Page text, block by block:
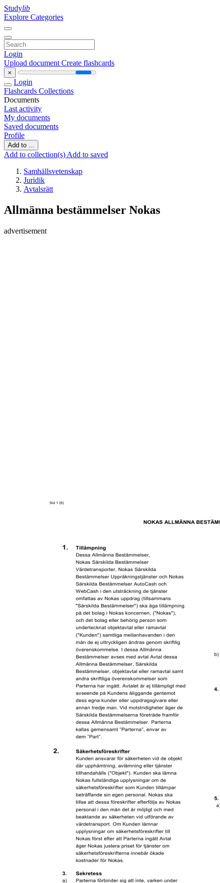
Studylib
Explore Categories
Login
Upload document Create flashcards
×
Login
Flashcards Collections
Documents
Last activity
My documents
Saved documents
Profile
Add to ...
Add to collection(s) Add to saved
Samhällsvetenskap
Juridik
Avtalsrätt
Allmänna bestämmelser Nokas
advertisement